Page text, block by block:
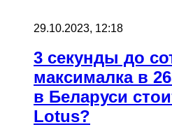
29.10.2023, 12:18
3 секунды до
максималка в
в Беларуси
Lotus?